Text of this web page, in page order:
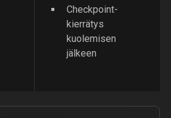
Checkpoint-
kierrätys
kuolemisen
jälkeen